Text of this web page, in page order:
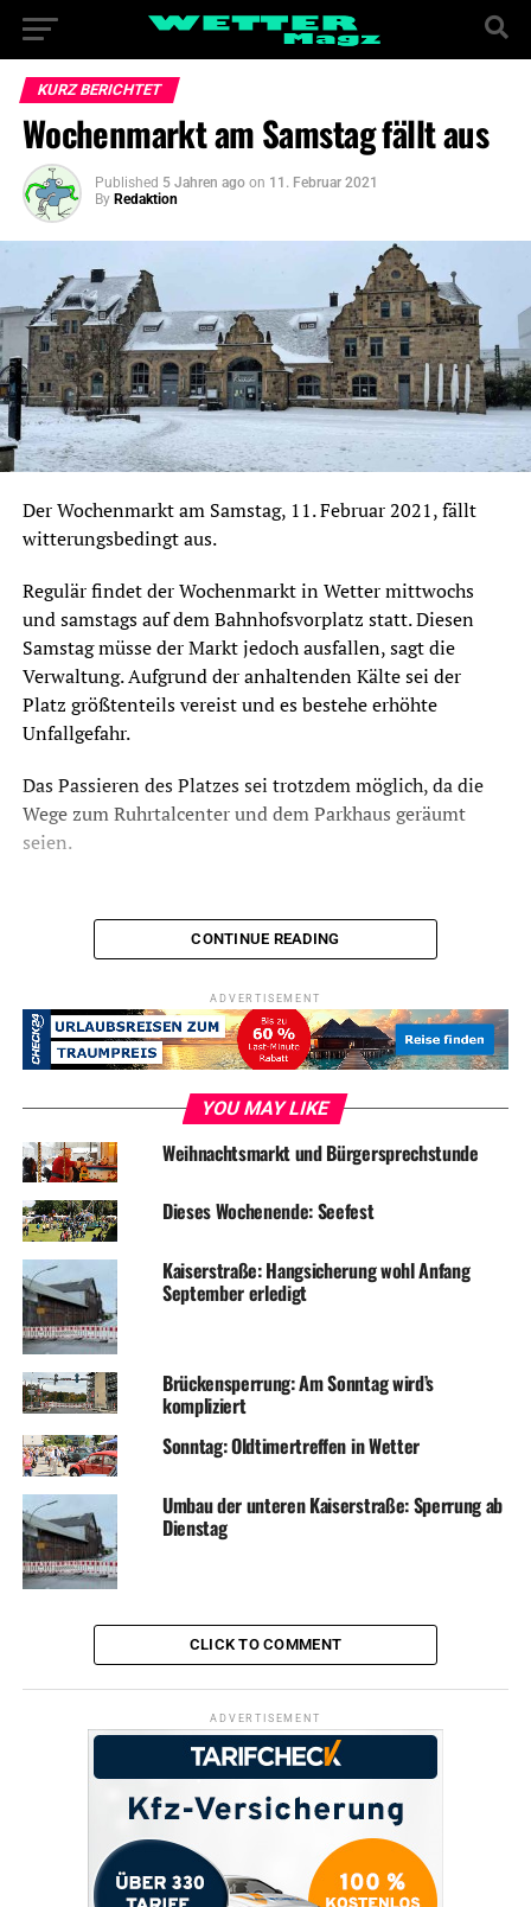
KURZ BERICHTET
Wochenmarkt am Samstag fällt aus
Published 5 Jahren ago on 11. Februar 2021
By Redaktion
Der Wochenmarkt am Samstag, 11. Februar 2021, fällt
witterungsbedingt aus.
Regulär findet der Wochenmarkt in Wetter mittwochs
und samstags auf dem Bahnhofsvorplatz statt. Diesen
Samstag müsse der Markt jedoch ausfallen, sagt die
Verwaltung. Aufgrund der anhaltenden Kälte sei der
Platz größtenteils vereist und es bestehe erhöhte
Unfallgefahr.
Das Passieren des Platzes sei trotzdem möglich, da die
Wege zum Ruhrtalcenter und dem Parkhaus geräumt
seien.
ADVERTISEMENT
RELATED TOPICS: STADTVERWALTUNG
TERMINE
Gartenstraße: Bauarbeiten bis September
DON'T MISS
Baustelle am Stadtsaal macht Pause
CONTINUE READING
ADVERTISEMENT
YOU MAY LIKE
Weihnachtsmarkt und Bürgersprechstunde
Dieses Wochenende: Seefest
Kaiserstraße: Hangsicherung wohl Anfang
September erledigt
Brückensperrung: Am Sonntag wird’s
kompliziert
Sonntag: Oldtimertreffen in Wetter
Umbau der unteren Kaiserstraße: Sperrung ab
Dienstag
CLICK TO COMMENT
ADVERTISEMENT